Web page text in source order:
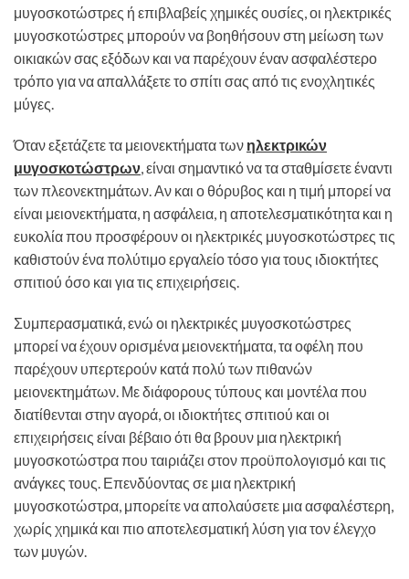
μυγοσκοτώστρες ή επιβλαβείς χημικές ουσίες, οι ηλεκτρικές
μυγοσκοτώστρες μπορούν να βοηθήσουν στη μείωση των
οικιακών σας εξόδων και να παρέχουν έναν ασφαλέστερο
τρόπο για να απαλλάξετε το σπίτι σας από τις ενοχλητικές
μύγες.
Όταν εξετάζετε τα μειονεκτήματα των ηλεκτρικών
μυγοσκοτώστρων, είναι σημαντικό να τα σταθμίσετε έναντι
των πλεονεκτημάτων. Αν και ο θόρυβος και η τιμή μπορεί να
είναι μειονεκτήματα, η ασφάλεια, η αποτελεσματικότητα και η
ευκολία που προσφέρουν οι ηλεκτρικές μυγοσκοτώστρες τις
καθιστούν ένα πολύτιμο εργαλείο τόσο για τους ιδιοκτήτες
σπιτιού όσο και για τις επιχειρήσεις.
Συμπερασματικά, ενώ οι ηλεκτρικές μυγοσκοτώστρες
μπορεί να έχουν ορισμένα μειονεκτήματα, τα οφέλη που
παρέχουν υπερτερούν κατά πολύ των πιθανών
μειονεκτημάτων. Με διάφορους τύπους και μοντέλα που
διατίθενται στην αγορά, οι ιδιοκτήτες σπιτιού και οι
επιχειρήσεις είναι βέβαιο ότι θα βρουν μια ηλεκτρική
μυγοσκοτώστρα που ταιριάζει στον προϋπολογισμό και τις
ανάγκες τους. Επενδύοντας σε μια ηλεκτρική
μυγοσκοτώστρα, μπορείτε να απολαύσετε μια ασφαλέστερη,
χωρίς χημικά και πιο αποτελεσματική λύση για τον έλεγχο
των μυγών.